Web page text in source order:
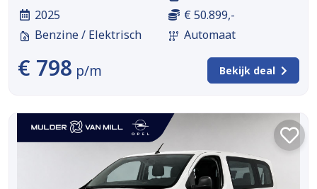
2025
Benzine / Elektrisch
€ 50.899,-
Automaat
€ 798 p/m Bekijk deal